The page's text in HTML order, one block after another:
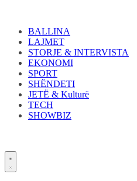
contentBALLINA
LAJMET
STORJE & INTERVISTA
EKONOMI
SPORT
SHËNDETI
JETË & Kulturë
TECH
SHOWBIZ